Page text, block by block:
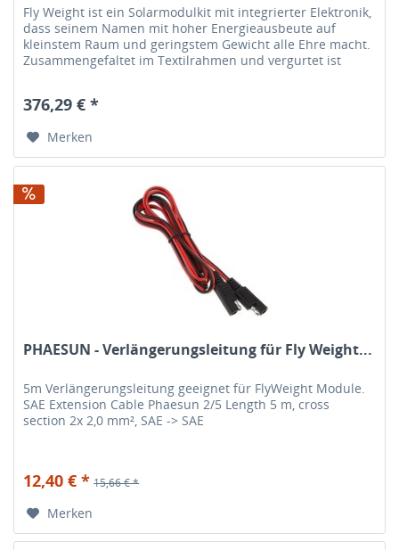
Fly Weight ist ein Solarmodulkit mit integrierter Elektronik,
dass seinem Namen mit hoher Energieausbeute auf
kleinstem Raum und geringstem Gewicht alle Ehre macht.
Zusammengefaltet im Textilrahmen und vergurtet ist
376,29 € *
Merken
PHAESUN - Verlängerungsleitung für Fly Weight...
5m Verlängerungsleitung geeignet für FlyWeight Module.
SAE Extension Cable Phaesun 2/5 Length 5 m, cross
section 2x 2,0 mm², SAE -> SAE
12,40 € * 15,66 € *
Merken